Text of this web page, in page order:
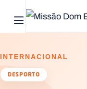
Abrir menu principal
INTERNACIONAL
DESPORTOInício